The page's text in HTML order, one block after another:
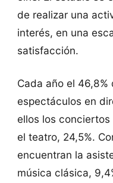
de realizar una
interés, en una
satisfacción.
Cada año el
espectáculos en
ellos los
el teatro, 24,5%.
encuentran la
música clásica,